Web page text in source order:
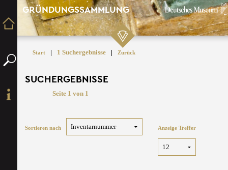
GRÜNDUNGSSAMMLUNG
Start | 1 Suchergebnisse | Zurück
SUCHERGEBNISSE
Seite 1 von 1
Sortieren nach Anzeige Treffer